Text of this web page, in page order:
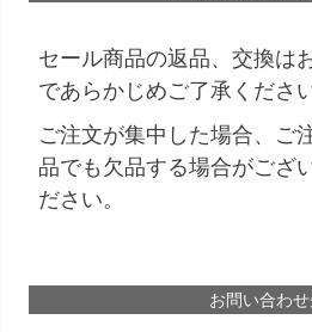
セール商品の返品、交換は
であらかじめご了承ください
ご注文が集中した場合、ご
品でも欠品する場合がござ
ださい。
お問い合わ